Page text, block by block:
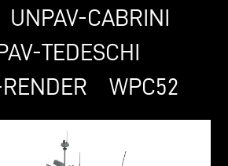
UNPAV-CABRINI
TEDESCHI
WPC52